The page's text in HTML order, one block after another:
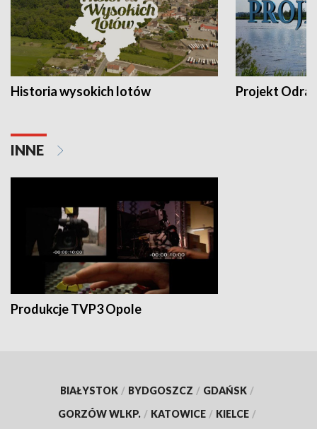
Historia wysokich lotów Projekt Odra
INNE
Produkcje TVP3 Opole
BIAŁYSTOK / BYDGOSZCZ / GDAŃSK /
GORZÓW WLKP. / KATOWICE / KIELCE /